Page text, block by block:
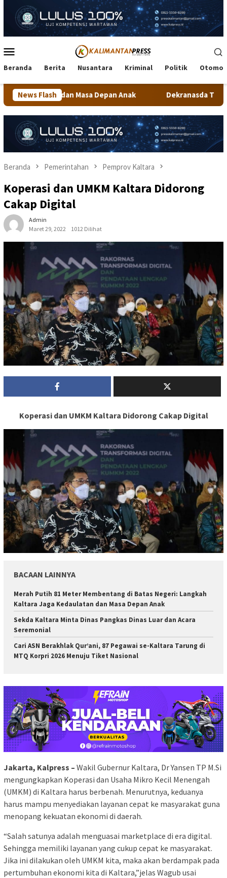
konten
Mobile
Beranda Berita Nusantara Kriminal Politik
News Flash
Anak Dekranasda Tarakan Matangkan Persiapan
Beranda Pemerintahan Pemprov Kaltara
Koperasi dan UMKM Kaltara Didorong
Cakap Digital
Admin
Maret 29, 2022
1012 Dilihat
Koperasi dan UMKM Kaltara Didorong Cakap Digital
BACAAN LAINNYA
Merah Putih 81 Meter Membentang di Batas Negeri: Langkah
Kaltara Jaga Kedaulatan dan Masa Depan Anak
Sekda Kaltara Minta Dinas Pangkas Dinas Luar dan Acara
Seremonial
Cari ASN Berakhlak Qur’ani, 87 Pegawai se-Kaltara Tarung di
MTQ Korpri 2026 Menuju Tiket Nasional
Jakarta, Kalpress – Wakil Gubernur Kaltara, Dr Yansen TP M.Si
mengungkapkan Koperasi dan Usaha Mikro Kecil Menengah
(UMKM) di Kaltara harus berbenah. Menurutnya, keduanya
harus mampu menyediakan layanan cepat ke masyarakat guna
menopang kekuatan ekonomi di daerah.
“Salah satunya adalah menguasai marketplace di era digital.
Sehingga memiliki layanan yang cukup cepat ke masyarakat.
Jika ini dilakukan oleh UMKM kita, maka akan berdampak pada
pertumbuhan ekonomi kita di Kaltara,”jelas Wagub usai